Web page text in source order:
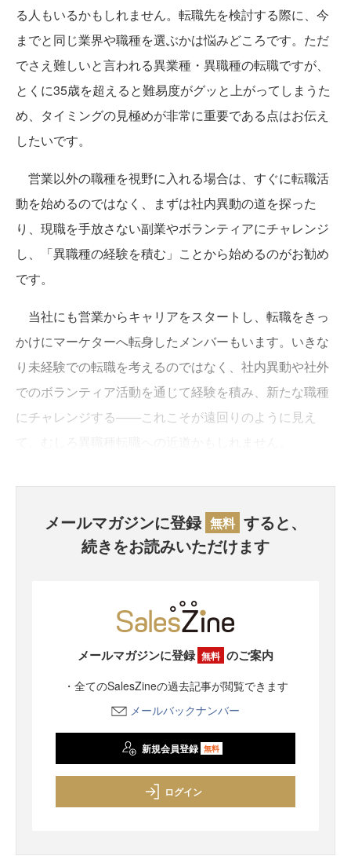
る人もいるかもしれません。転職先を検討する際に、今
までと同じ業界や職種を選ぶかは悩みどころです。ただ
でさえ難しいと言われる異業種・異職種の転職ですが、
とくに35歳を超えると難易度がグッと上がってしまうた
め、タイミングの見極めが非常に重要である点はお伝え
したいです。
営業以外の職種を視野に入れる場合は、すぐに転職活
動を始めるのではなく、まずは社内異動の道を探った
り、現職を手放さない副業やボランティアにチャレンジ
し、「異職種の経験を積む」ことから始めるのがお勧め
です。
当社にも営業からキャリアをスタートし、転職をきっ
かけにマーケターへ転身したメンバーもいます。いきな
り未経験での転職を考えるのではなく、社内異動や社外
でのボランティア活動を通じて経験を積み、新たな職種
にチャレンジする――これこそが遠回りのように見え
メールマガジンに登録 無料 すると、
続きをお読みいただけます
メールマガジンに登録 無料 のご案内
・全てのSalesZineの過去記事が閲覧できます
メールバックナンバー
新規会員登録 無料
ログイン